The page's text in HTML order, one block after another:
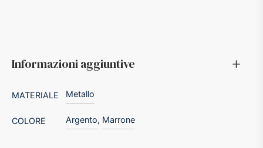
Informazioni aggiuntive
MATERIALE Metallo
COLORE Argento, Marrone